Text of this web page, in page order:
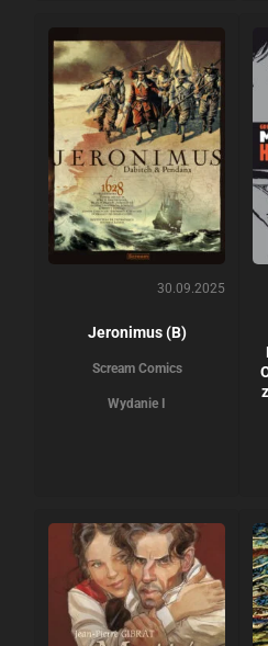
30.09.2025
Jeronimus (B)
Scream Comics
Wydanie I